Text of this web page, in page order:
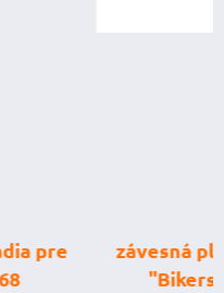
závesná
"Bikers